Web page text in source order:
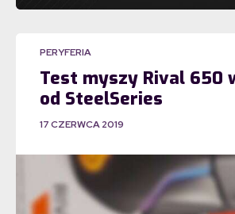
PERYFERIA
Test myszy Rival 650
od SteelSeries
17 CZERWCA 2019